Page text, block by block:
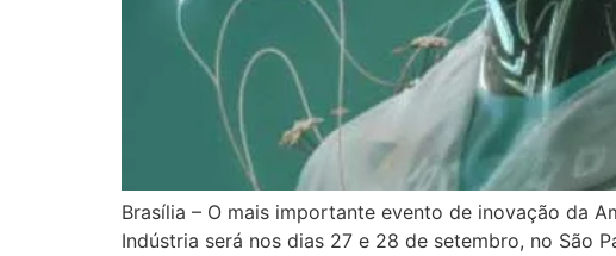
Brasília – O mais importante evento de inovação da
Indústria será nos dias 27 e 28 de setembro, no São